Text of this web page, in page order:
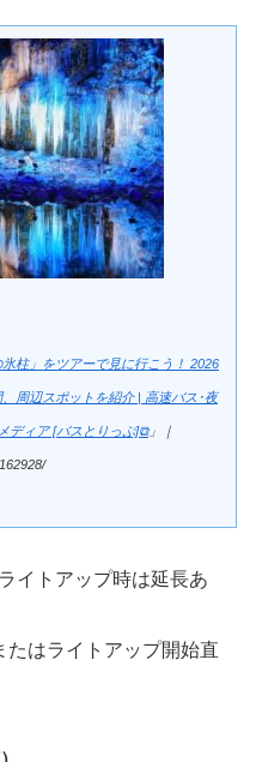
柱」をツアーで見に行こう！ 2026
周辺スポットを紹介 | 高速バス･夜
ディア [バスとりっぷ]⧉」｜
イトアップ時は延長あ
たはライトアップ開始直